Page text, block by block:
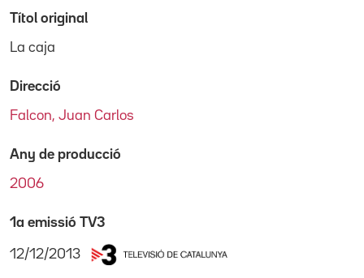
Títol original
La caja
Direcció
Falcon, Juan Carlos
Any de producció
2006
1a emissió TV3
12/12/2013